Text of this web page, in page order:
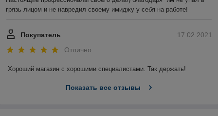
грязь лицом и не навредил своему имиджу у себя на работе!
17.02.2021
Покупатель
Отлично
Хороший магазин с хорошими специалистами. Так держать!
Показать все отзывы